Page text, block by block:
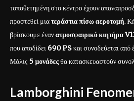
τοποθετημένη στο κέντρο έχουν
προστεθεί μιατεράστια πίσω αεροτομή.
βρίσκουμε ένανατμοσφαιρικό κιητήρα
που αποδίδει 690 PSκαι συνοδεύεται από
Μόλις 5 μονάδεςθα κατασκευαστούν
Lamborghini